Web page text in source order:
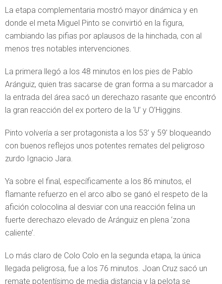
La etapa complementaria mostró mayor dinámica y en
donde el meta Miguel Pinto se convirtió en la figura,
cambiando las pifias por aplausos de la hinchada, con al
menos tres notables intervenciones.
La primera llegó a los 48 minutos en los pies de Pablo
Aránguiz, quien tras sacarse de gran forma a su marcador a
la entrada del área sacó un derechazo rasante que encontró
la gran reacción del ex portero de la ‘U’ y O’Higgins.
Pinto volvería a ser protagonista a los 53’ y 59’ bloqueando
con buenos reflejos unos potentes remates del peligroso
zurdo Ignacio Jara.
Ya sobre el final, específicamente a los 86 minutos, el
flamante refuerzo en el arco albo se ganó el respeto de la
afición colocolina al desviar con una reacción felina un
fuerte derechazo elevado de Aránguiz en plena ‘zona
caliente’.
Lo más claro de Colo Colo en la segunda etapa, la única
llegada peligrosa, fue a los 76 minutos. Joan Cruz sacó un
remate potentísimo de media distancia y la pelota se